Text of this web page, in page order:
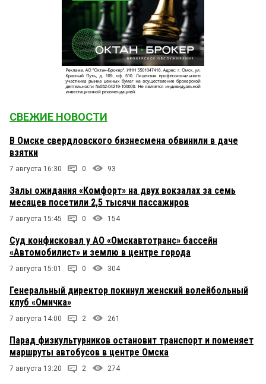
СВЕЖИЕ НОВОСТИ
В Омске свердловского бизнесмена обвинили в даче
взятки
7 августа 16:30 0 93
Залы ожидания «Комфорт» на двух вокзалах за семь
месяцев посетили 2,5 тысячи пассажиров
7 августа 15:45 0 154
Суд конфисковал у АО «Омскавтотранс» бассейн
«Автомобилист» и землю в центре города
7 августа 15:01 0 304
Генеральный директор покинул женский волейбольный
клуб «Омичка»
7 августа 14:00 2 261
Парад физкультурников остановит транспорт и поменяет
маршруты автобусов в центре Омска
7 августа 13:20 2 274